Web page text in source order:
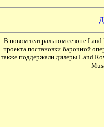
В новом театральном сезоне
проекта постановки барочной
также поддержали дилеры Land